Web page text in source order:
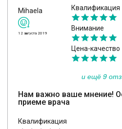
Mihaela
12 августа 2019
Квалификация
Внимание
Цена-качество
и ещё 9
Нам важно ваше мнение!
приеме врача
Квалификация